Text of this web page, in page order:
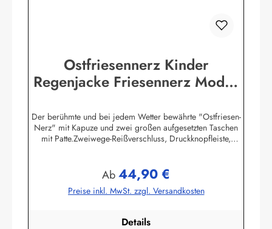
Ostfriesennerz Kinder
Regenjacke Friesennerz Modas
Der berühmte und bei jedem Wetter bewährte "Ostfriesen-
Nerz" mit Kapuze und zwei großen aufgesetzten Taschen
mit Patte.Zweiwege-Reißverschluss, Druckknopfleiste,
Sicherheitsgründen der Kordelzug inder Kapuze ersetzt
durch einen elastisch-geraffeltenKapuzenrand.Als
Wendejacke (blau oder gelb) gearbeitet, wind- und
Außenbeschichtung aus 100% PVC
(Polyvinylchlorid)Herstellerinformationen:AS
Regulärer Preis:
Ab44,90 €
Preise inkl. MwSt. zzgl. Versandkosten
Details